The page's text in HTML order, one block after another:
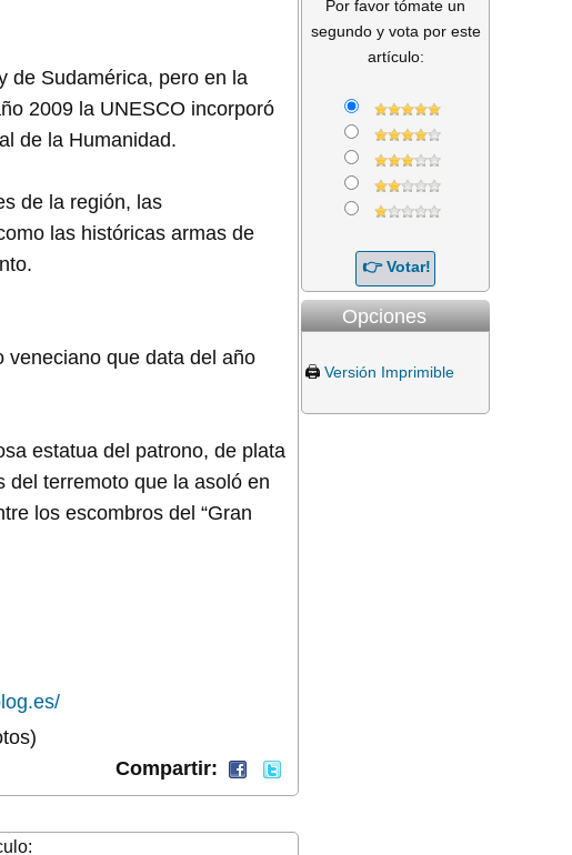
de Sudamérica, pero en la
2009 la UNESCO incorporó
de la Humanidad.
de la región, las
las históricas armas de
veneciano que data del año
estatua del patrono, de plata
del terremoto que la asoló en
los escombros del “Gran
Compartir:
Por favor tómate un
segundo y vota por este
artículo:
Opciones
🖨️ Versión Imprimible